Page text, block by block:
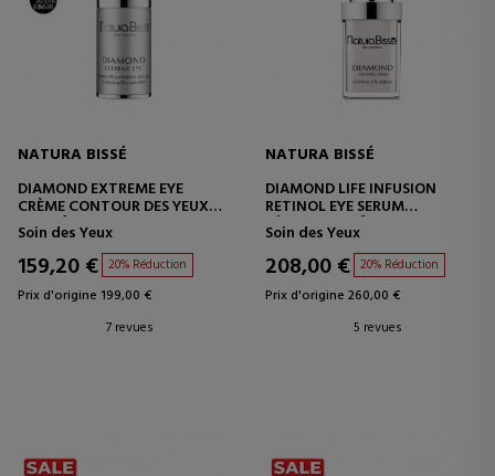
NATURA BISSÉ
DIAMOND EXTREME EYE
CRÈME CONTOUR DES YEUX
ANTI-ÂGE
Soin des Yeux
159,20 € 20% Réduction
Prix d'origine 199,00 €
7 revues
NATURA BISSÉ
DIAMOND LIFE INFUSION
RETINOL EYE SERUM
SÉRUM ANTI-ÂGE POUR LE
CONTOUR DES YEUX
Soin des Yeux
208,00 € 20% Réduction
Prix d'origine 260,00 €
5 revues